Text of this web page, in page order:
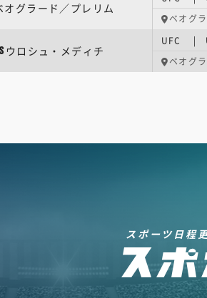
グラード／プレリム
ベオグ
ウロシュ・メディチ
ベオグ
スポーツ日程